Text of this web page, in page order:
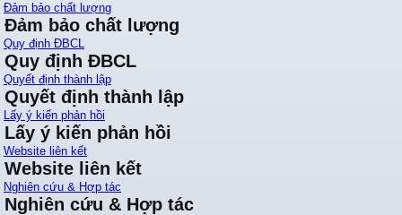
Đảm bảo chất lượng
Đảm bảo chất lượng
Quy định ĐBCL
Quy định ĐBCL
Quyết định thành lập
Quyết định thành lập
Lấy ý kiến phản hồi
Lấy ý kiến phản hồi
Website liên kết
Website liên kết
Nghiên cứu & Hợp tác
Nghiên cứu & Hợp tác